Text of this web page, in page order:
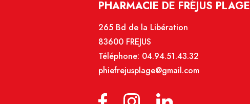
PHARMACIE DE FRÉJUS PLAGE
265 Bd de la Libération
83600 FREJUS
Téléphone: 04.94.51.43.32
phiefrejusplage@gmail.com